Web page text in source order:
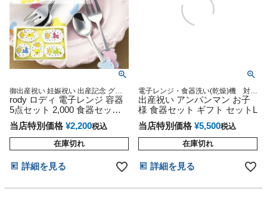
御出産祝い 妊娠祝い 出産記念 グッ
ズ 彼女 誕生日
rody ロディ 電子レンジ 容器
5点セット 2,000 食器セット
日本製
当店特別価格 ¥2,200税込
在庫切れ
詳細を見る
電子レンジ・食器洗い(乾燥)機 対
応・安心の日本製・陶器9点セット
出産祝い アンパンマン お子
様 食器セット ギフト セットL
当店特別価格 ¥5,500税込
在庫切れ
詳細を見る